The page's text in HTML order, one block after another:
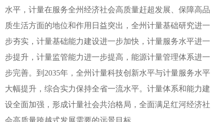
水平，计量在服务全州经济社会高质量赶超发展、保障高品
质生活方面的地位和作用日益突出，全州计量基础研究进一
步夯实，计量基础能力建设进一步加快，计量服务水平进一
步提升，计量监管能力进一步提高，能源计量管理体系进一
步完善。到2035年，全州计量科技创新水平与计量服务水平
大幅提升，综合实力保持全省一流水平。计量体系和能力建
设全面加强，形成计量社会共治格局，全面满足红河经济社
会高质量跨越式发展需要的远景目标。